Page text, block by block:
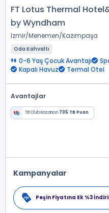
FT Lotus Thermal
by Wyndham
İzmir Menemen Kazımpaşa
Oda Kahvaltı
0-6 Yaş Çocuk Avantajı
Kapalı Havuz
Termal Otel
Avantajlar
TB Club Kazancın 705 TB Puan
Kampanyalar
Peşin Fiyatına Ek %3